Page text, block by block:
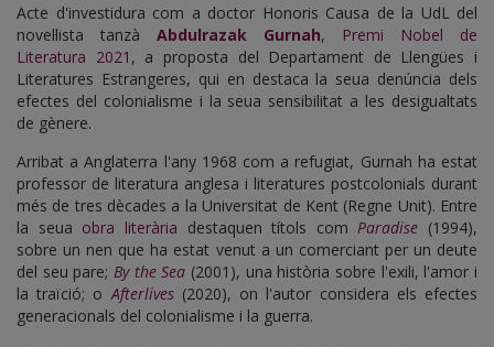
Acte d'investidura com a doctor Honoris Causa de la UdL del
novel·lista tanzà Abdulrazak Gurnah,
Premi Nobel de
Literatura 2021 , a proposta del Departament de Llengües i
Literatures Estrangeres, qui en destaca la seua denúncia dels
efectes del colonialisme i la seua sensibilitat a les desigualtats
de gènere.
Arribat a Anglaterra l'any 1968 com a refugiat, Gurnah ha estat
professor de literatura anglesa i literatures postcolonials durant
més de tres dècades a la Universitat de Kent (Regne Unit). Entre
la seua obra literària destaquen títols com Paradise (1994),
sobre un nen que ha estat venut a un comerciant per un deute
del seu pare; By the Sea (2001), una història sobre l'exili, l'amor i
la traïció; o Afterlives(2020), on l'autor considera els efectes
generacionals del colonialisme i la guerra.